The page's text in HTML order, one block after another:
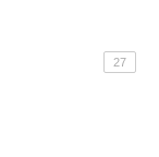
27